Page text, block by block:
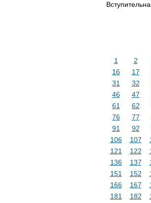
1 2
16
17
31
32
46
47
61
62
76
77
91
92
106
107
121
122
136
137
151
152
166
167
181
182